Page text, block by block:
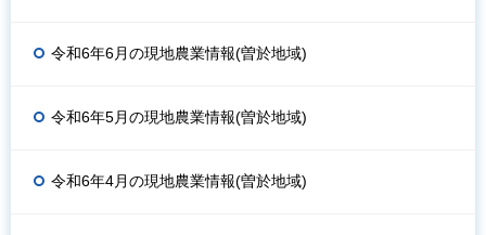
令和6年6月の現地農業情報(曽於地域)
令和6年5月の現地農業情報(曽於地域)
令和6年4月の現地農業情報(曽於地域)